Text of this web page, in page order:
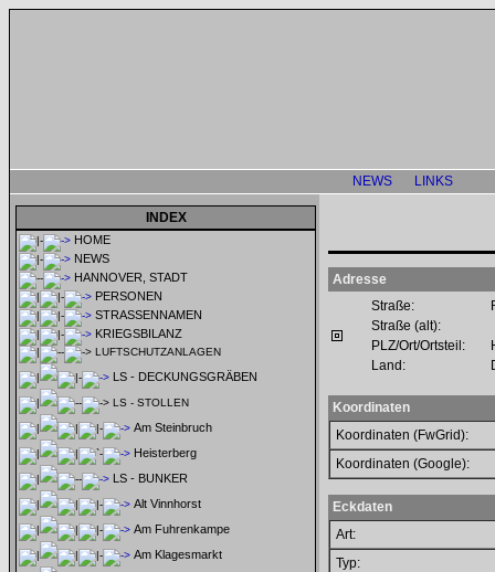
NEWS LINKS
INDEX
HOME
NEWS
HANNOVER, STADT
PERSONEN
STRASSENNAMEN
KRIEGSBILANZ
LUFTSCHUTZANLAGEN
LS - DECKUNGSGRÄBEN
LS - STOLLEN
Am Steinbruch
Heisterberg
LS - BUNKER
Alt Vinnhorst
Am Fuhrenkampe
Am Klagesmarkt
Adresse
Straße:
Straße (alt):
PLZ/Ort/Ortsteil:
Land:
Koordinaten
Koordinaten (FwGrid):
Koordinaten (Google):
Eckdaten
Art:
Typ: